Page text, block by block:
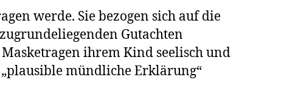
Privatschule
die
Leviten
werde. Sie bezogen sich auf die
Gutachten
ihrem Kind seelisch und
mündliche Erklärung“